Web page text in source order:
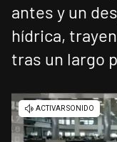
antes y un
hídrica,
tras un largo